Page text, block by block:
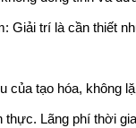
Giải trí là cần thiết
của tạo hóa, không
thực. Lãng phí thời